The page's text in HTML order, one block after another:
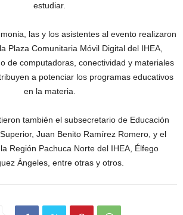
estudiar.
las y los asistentes al evento realizaron
Plaza Comunitaria Móvil Digital del IHEA,
de computadoras, conectividad y materiales
a potenciar los programas educativos
en la materia.
también el subsecretario de Educación
Juan Benito Ramírez Romero, y el
Región Pachuca Norte del IHEA, Élfego
Ángeles, entre otras y otros.